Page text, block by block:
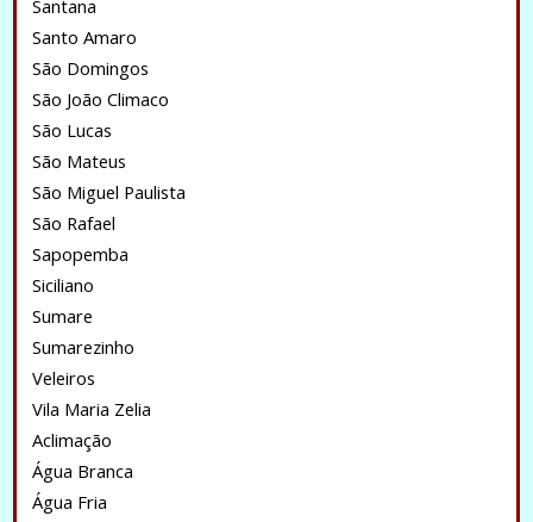
Santana
Santo Amaro
São Domingos
São João Climaco
São Lucas
São Mateus
São Miguel Paulista
São Rafael
Sapopemba
Siciliano
Sumare
Sumarezinho
Veleiros
Vila Maria Zelia
Aclimação
Água Branca
Água Fria